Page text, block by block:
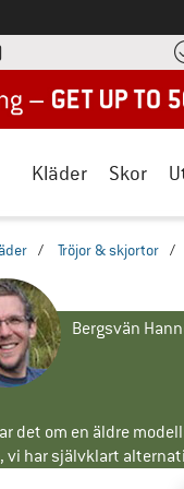
Kläder Skor
/ Tröjor & skjortor /
Bergsvän
det om en äldre
vi har självklart